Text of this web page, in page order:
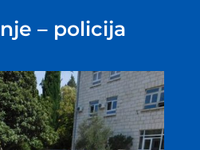
– policija